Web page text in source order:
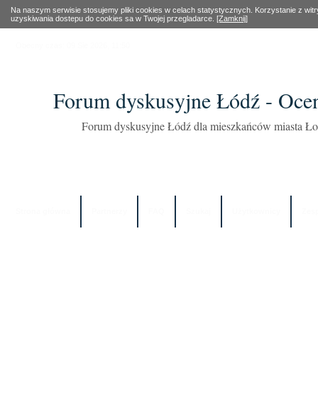
Na naszym serwisie stosujemy pliki cookies w celach statystycznych. Korzystanie z
uzyskiwania dostepu do cookies sa w Twojej przegladarce. [Zamknij]
Forum dyskusyjne Łódź -
Forum dyskusyjne Łódź dla mieszkańców miasta